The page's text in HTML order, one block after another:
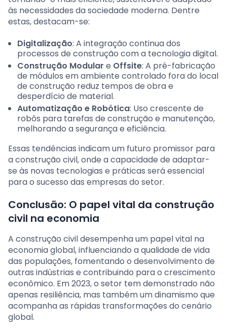
às necessidades da sociedade moderna. Dentre
estas, destacam-se:
Digitalização: A integração continua dos
processos de construção com a tecnologia digital.
Construção Modular e Offsite: A pré-fabricação
de módulos em ambiente controlado fora do local
de construção reduz tempos de obra e
desperdício de material.
Automatização e Robótica: Uso crescente de
robôs para tarefas de construção e manutenção,
melhorando a segurança e eficiência.
Essas tendências indicam um futuro promissor para
a construção civil, onde a capacidade de adaptar-
se às novas tecnologias e práticas será essencial
para o sucesso das empresas do setor.
Conclusão: O papel vital da construção
civil na economia
A construção civil desempenha um papel vital na
economia global, influenciando a qualidade de vida
das populações, fomentando o desenvolvimento de
outras indústrias e contribuindo para o crescimento
econômico. Em 2023, o setor tem demonstrado não
apenas resiliência, mas também um dinamismo que
acompanha as rápidas transformações do cenário
global.